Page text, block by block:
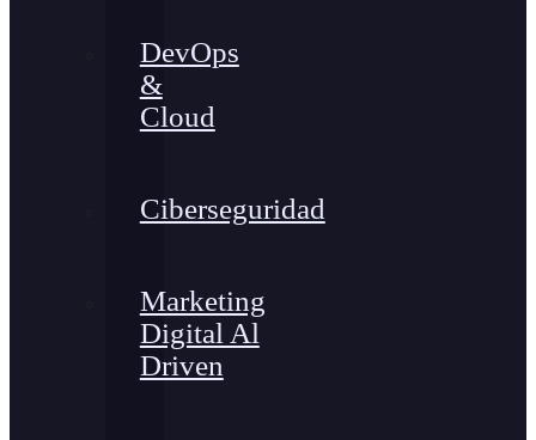
DevOps
&
Cloud
Ciberseguridad
Marketing
Digital Al
Driven